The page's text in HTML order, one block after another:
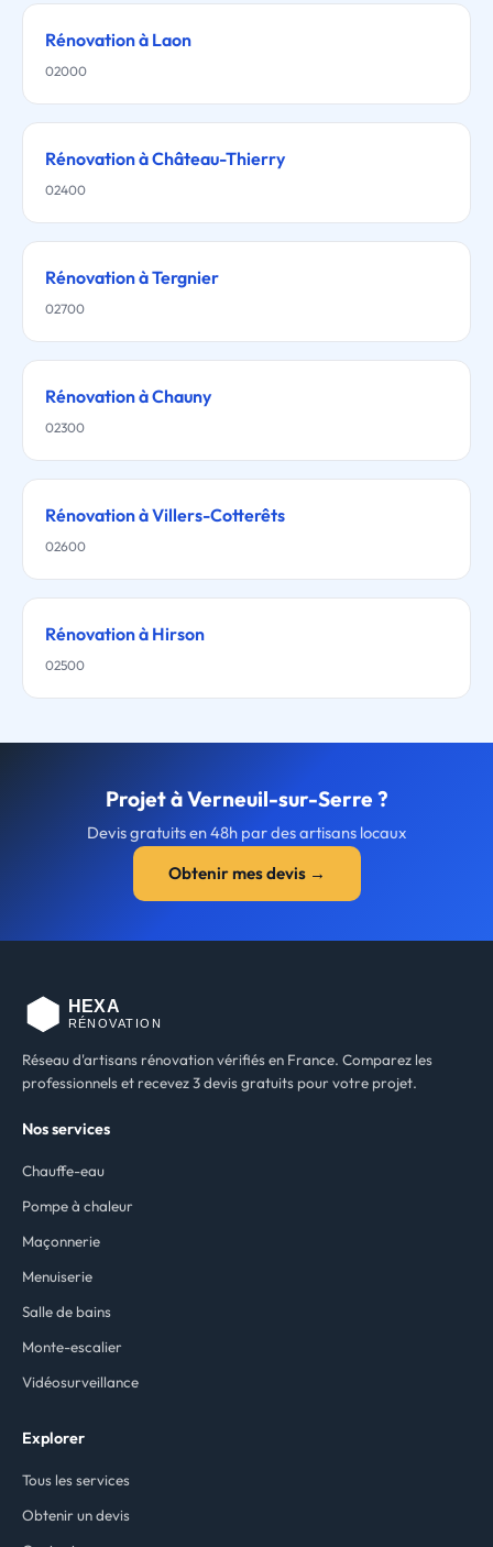
Rénovation à Laon
02000
Rénovation à Château-Thierry
02400
Rénovation à Tergnier
02700
Rénovation à Chauny
02300
Rénovation à Villers-Cotterêts
02600
Rénovation à Hirson
02500
Projet à Verneuil-sur-Serre ?
Devis gratuits en 48h par des artisans locaux
Obtenir mes devis →
Réseau d'artisans rénovation vérifiés en France. Comparez les
professionnels et recevez 3 devis gratuits pour votre projet.
Nos services
Chauffe-eau
Pompe à chaleur
Maçonnerie
Menuiserie
Salle de bains
Monte-escalier
Vidéosurveillance
Explorer
Tous les services
Obtenir un devis